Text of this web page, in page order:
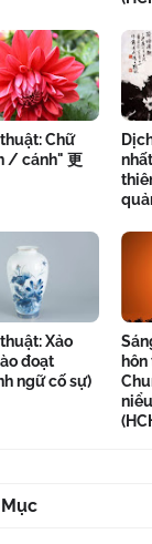
Chữ
/ cánh" 更
Xảo
đoạt
ngữ cố sự)